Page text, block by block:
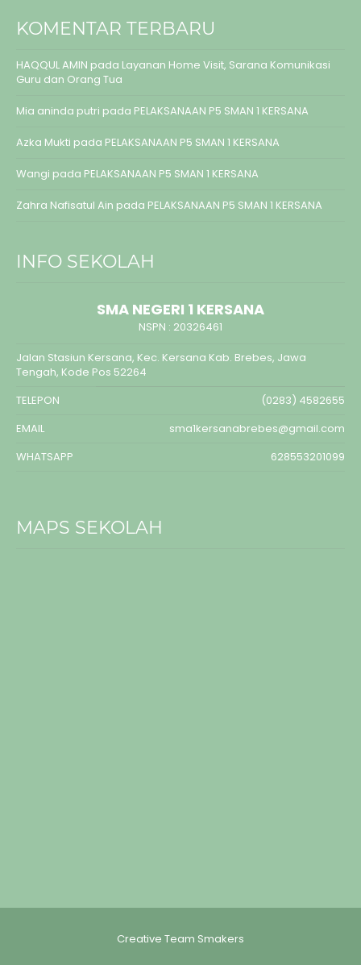
KOMENTAR TERBARU
HAQQUL AMIN pada Layanan Home Visit, Sarana Komunikasi
Guru dan Orang Tua
Mia aninda putri pada PELAKSANAAN P5 SMAN 1 KERSANA
Azka Mukti pada PELAKSANAAN P5 SMAN 1 KERSANA
Wangi pada PELAKSANAAN P5 SMAN 1 KERSANA
Zahra Nafisatul Ain pada PELAKSANAAN P5 SMAN 1 KERSANA
INFO SEKOLAH
SMA NEGERI 1 KERSANA
NSPN : 20326461
Jalan Stasiun Kersana, Kec. Kersana Kab. Brebes, Jawa
Tengah, Kode Pos 52264
TELEPON
(0283) 4582655
EMAIL
sma1kersanabrebes@gmail.com
WHATSAPP
628553201099
MAPS SEKOLAH
Creative Team Smakers